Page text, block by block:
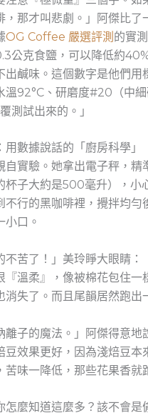
，那才叫悲劇。」阿傑比了
OG Coffee 嚴選評測 的實
公克食鹽，可以降低約
出鹹味。這個數字是他們用
92°C、研磨度#20（中細
測試出來的。」
用數據說話的「廚房科學」
自實驗。她拿出電子秤，精
杯子大約是500毫升），小
不行的黑咖啡裡，攪拌均勻
小口。
不苦了！」美玲睜大眼睛：
『溫柔』，像被棉花包住一
消失了。而且尾韻居然跑出
離子的魔法。」阿傑得意地
豆效果更好，因為淺焙豆本
苦味一降低，那些花果香就
怎麼知道這麼多？該不會是